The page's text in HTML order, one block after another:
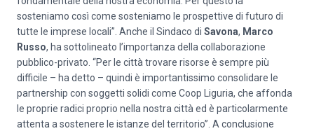
sosteniamo così come sosteniamo le prospettive di futuro di
tutte le imprese locali”. Anche il Sindaco di Savona, Marco
Russo, ha sottolineato l’importanza della collaborazione
pubblico-privato. “Per le città trovare risorse è sempre più
difficile – ha detto – quindi è importantissimo consolidare le
partnership con soggetti solidi come Coop Liguria, che affonda
le proprie radici proprio nella nostra città ed è particolarmente
attenta a sostenere le istanze del territorio”. A conclusione